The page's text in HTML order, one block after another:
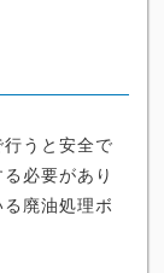
うと安全で
必要があり
廃油処理ボ